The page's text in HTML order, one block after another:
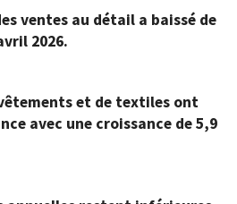
ventes au détail a baissé de
2026.
et de textiles ont
avec une croissance de 5,9